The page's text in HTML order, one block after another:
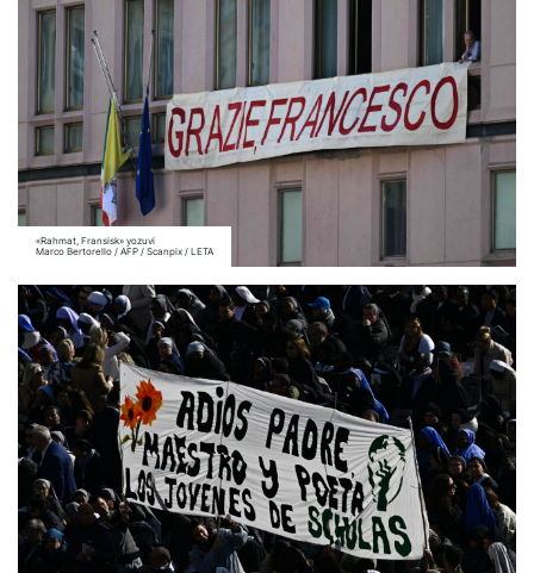
«Rahmat, Fransisk» yozuvi
Marco Bertorello / AFP / Scanpix / LETA